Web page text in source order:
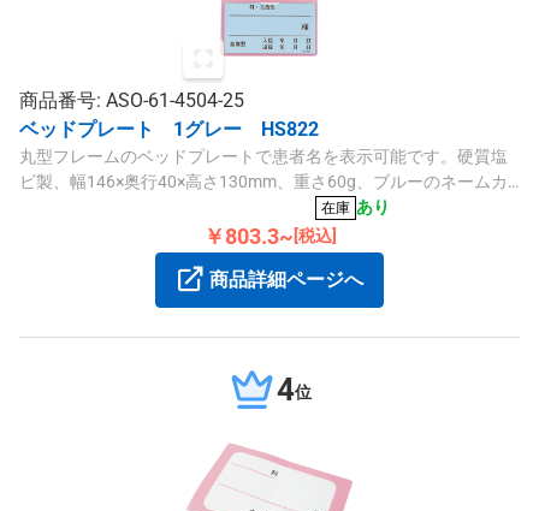
商品番号: ASO-61-4504-25
ベッドプレート 1グレー HS822
丸型フレームのベッドプレートで患者名を表示可能です。硬質塩
ビ製、幅146×奥行40×高さ130mm、重さ60g、ブルーのネームカ
在庫 あり
￥803.3~ [税込]
商品詳細ページへ
4位